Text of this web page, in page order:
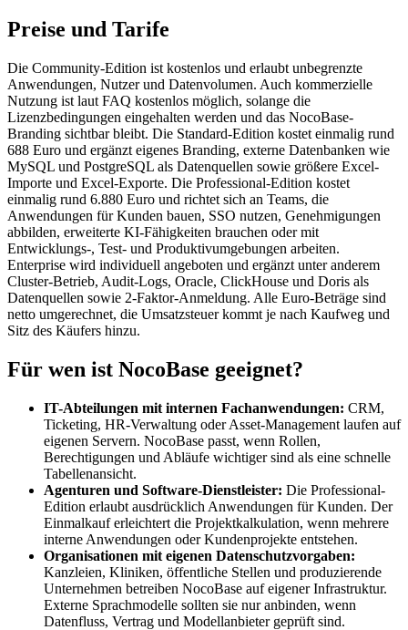
Preise und Tarife
Die Community-Edition ist kostenlos und erlaubt unbegrenzte
Anwendungen, Nutzer und Datenvolumen. Auch kommerzielle
Nutzung ist laut FAQ kostenlos möglich, solange die
Lizenzbedingungen eingehalten werden und das NocoBase-
Branding sichtbar bleibt. Die Standard-Edition kostet einmalig rund
688 Euro und ergänzt eigenes Branding, externe Datenbanken wie
MySQL und PostgreSQL als Datenquellen sowie größere Excel-
Importe und Excel-Exporte. Die Professional-Edition kostet
einmalig rund 6.880 Euro und richtet sich an Teams, die
Anwendungen für Kunden bauen, SSO nutzen, Genehmigungen
abbilden, erweiterte KI-Fähigkeiten brauchen oder mit
Entwicklungs-, Test- und Produktivumgebungen arbeiten.
Enterprise wird individuell angeboten und ergänzt unter anderem
Cluster-Betrieb, Audit-Logs, Oracle, ClickHouse und Doris als
Datenquellen sowie 2-Faktor-Anmeldung. Alle Euro-Beträge sind
netto umgerechnet, die Umsatzsteuer kommt je nach Kaufweg und
Sitz des Käufers hinzu.
Für wen ist NocoBase geeignet?
IT-Abteilungen mit internen Fachanwendungen: CRM,
Ticketing, HR-Verwaltung oder Asset-Management laufen auf
eigenen Servern. NocoBase passt, wenn Rollen,
Berechtigungen und Abläufe wichtiger sind als eine schnelle
Tabellenansicht.
Agenturen und Software-Dienstleister: Die Professional-
Edition erlaubt ausdrücklich Anwendungen für Kunden. Der
Einmalkauf erleichtert die Projektkalkulation, wenn mehrere
interne Anwendungen oder Kundenprojekte entstehen.
Organisationen mit eigenen Datenschutzvorgaben:
Kanzleien, Kliniken, öffentliche Stellen und produzierende
Unternehmen betreiben NocoBase auf eigener Infrastruktur.
Externe Sprachmodelle sollten sie nur anbinden, wenn
Datenfluss, Vertrag und Modellanbieter geprüft sind.